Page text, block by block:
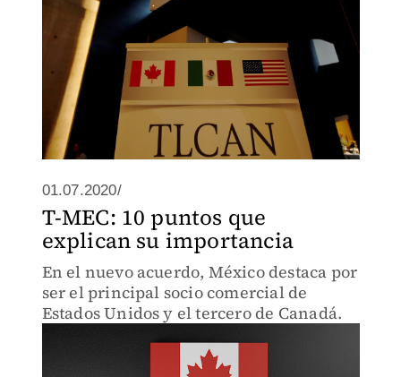
01.07.2020/
T-MEC: 10 puntos que
explican su importancia
En el nuevo acuerdo, México destaca por
ser el principal socio comercial de
Estados Unidos y el tercero de Canadá.